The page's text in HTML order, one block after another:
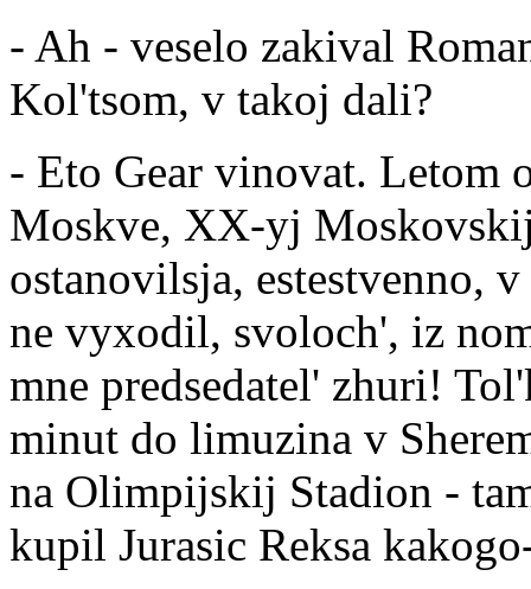
- Ah - veselo zakival
Kol'tsom, v takoj dali?
- Eto Gear vinovat. Letom
Moskve, XX-yj
ostanovilsja, estestvenno,
ne vyxodil, svoloch', iz
mne predsedatel' zhuri!
minut do limuzina v
na Olimpijskij Stadion -
kupil Jurasic Reksa